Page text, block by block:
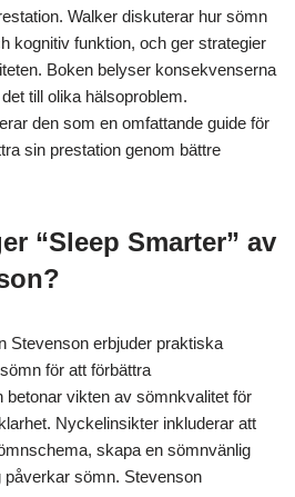
Walker diskuterar hur sömn
kognitiv funktion, och ger strategier
Boken belyser konsekvenserna
till olika hälsoproblem.
den som en omfattande guide för
sin prestation genom bättre
“Sleep Smarter” av
Stevenson erbjuder praktiska
för att förbättra
betonar vikten av sömnkvalitet för
Nyckelinsikter inkluderar att
skapa en sömnvänlig
påverkar sömn. Stevenson